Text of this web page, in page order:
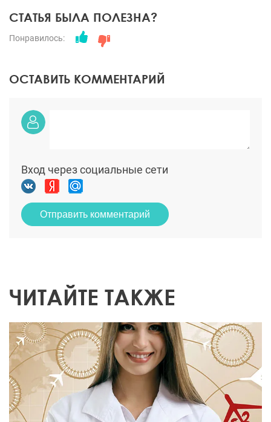
СТАТЬЯ БЫЛА ПОЛЕЗНА?
Понравилось:
ОСТАВИТЬ КОММЕНТАРИЙ
Вход через социальные сети
Отправить комментарий
ЧИТАЙТЕ ТАКЖЕ